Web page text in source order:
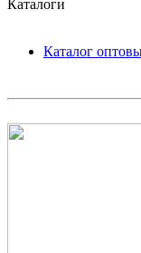
Каталоги
Каталог